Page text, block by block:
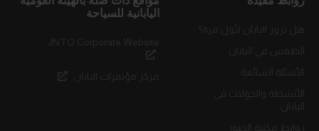
اليابانية للسياحة